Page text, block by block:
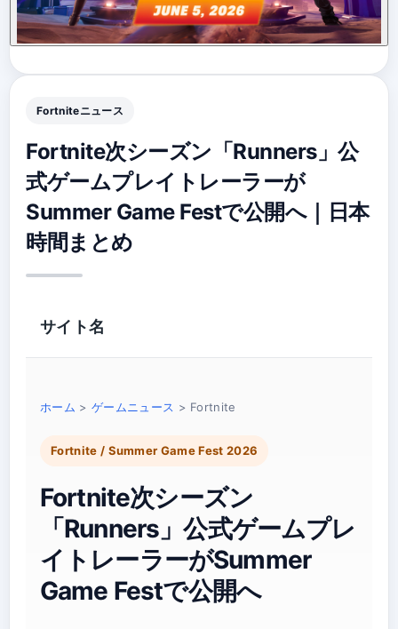
Fortniteニュース
Fortnite次シーズン「Runners」公
式ゲームプレイトレーラーが
Summer Game Festで公開へ｜日本
時間まとめ
サイト名
ホーム > ゲームニュース > Fortnite
Fortnite / Summer Game Fest 2026
Fortnite次シーズン
「Runners」公式ゲームプレ
イトレーラーがSummer
Game Festで公開へ